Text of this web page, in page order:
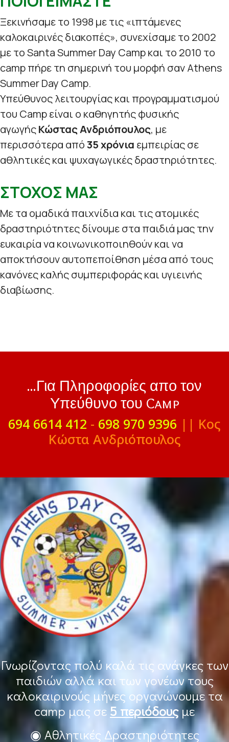
Ξεκινήσαμε το 1998 με τις «ιπτάμενες
καλοκαιρινές διακοπές», συνεχίσαμε το 2002
με το Santa Summer Day Camp και το 2010 το
camp πήρε τη σημερινή του μορφή σαν Athens
Summer Day Camp.
Υπεύθυνος λειτουργίας και προγραμματισμού
του Camp είναι ο καθηγητής φυσικής
αγωγήςΚώστας Ανδριόπουλος, με
περισσότερα από35 χρόνια εμπειρίας σε
αθλητικές και ψυχαγωγικές δραστηριότητες.
ΣΤΟΧΟΣ ΜΑΣ
Με τα ομαδικά παιχνίδια και τις ατομικές
δραστηριότητες δίνουμε στα παιδιά μας την
ευκαιρία να κοινωνικοποιηθούν και να
αποκτήσουν αυτοπεποίθηση μέσα από τους
κανόνες καλής συμπεριφοράς και υγιεινής
διαβίωσης.
...Για Πληροφορίες απο τον
Υπεύθυνο του Camp
694 6614 412 - 698 970 9396 || Κος
Κώστα Ανδριόπουλος
Γνωρίζοντας πολύ καλά τις ανάγκες των
παιδιών αλλά και των γονέων τους
καλοκαιρινούς μήνες οργανώνουμε τα
camp μας σε 5 περιόδουςμε
◉ Αθλητικές Δραστηριότητες